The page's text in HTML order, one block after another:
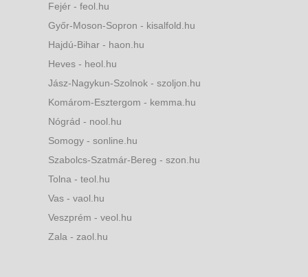
Fejér - feol.hu
Győr-Moson-Sopron - kisalfold.hu
Hajdú-Bihar - haon.hu
Heves - heol.hu
Jász-Nagykun-Szolnok - szoljon.hu
Komárom-Esztergom - kemma.hu
Nógrád - nool.hu
Somogy - sonline.hu
Szabolcs-Szatmár-Bereg - szon.hu
Tolna - teol.hu
Vas - vaol.hu
Veszprém - veol.hu
Zala - zaol.hu